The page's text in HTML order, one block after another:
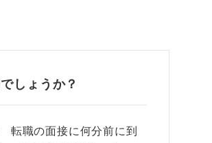
しょうか？
転職の面接に何分前に到